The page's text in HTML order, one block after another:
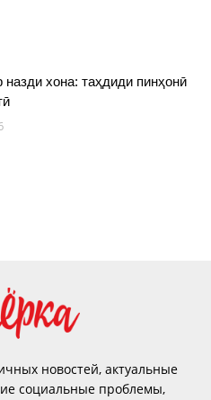
назди хона: таҳдиди пинҳонӣ
новостей, актуальные
социальные проблемы,